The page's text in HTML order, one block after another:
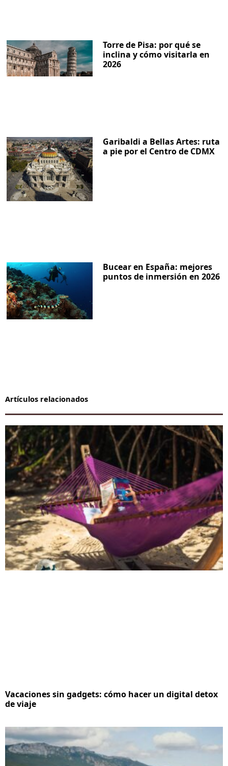
Torre de Pisa: por qué se
inclina y cómo visitarla en
2026
Garibaldi a Bellas Artes: ruta
a pie por el Centro de CDMX
Bucear en España: mejores
puntos de inmersión en 2026
Artículos relacionados
Vacaciones sin gadgets: cómo hacer un digital detox
de viaje